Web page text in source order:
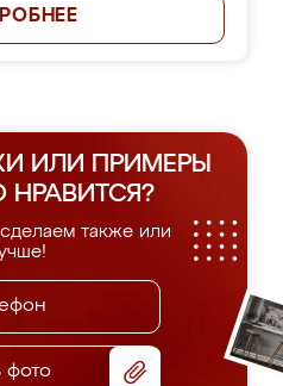
ИЛИ ПРИМЕРЫ
НРАВИТСЯ?
также или
фото